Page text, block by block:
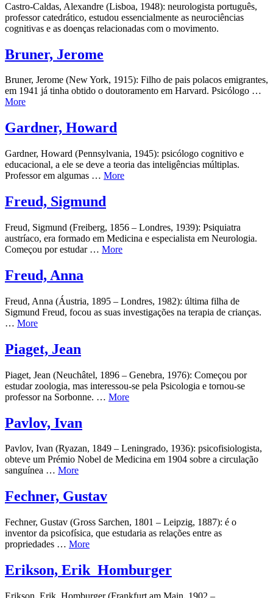
Castro-Caldas, Alexandre (Lisboa, 1948): neurologista português,
professor catedrático, estudou essencialmente as neurociências
cognitivas e as doenças relacionadas com o movimento.
Bruner, Jerome
Bruner, Jerome (New York, 1915): Filho de pais polacos emigrantes,
em 1941 já tinha obtido o doutoramento em Harvard. Psicólogo …
More
Gardner, Howard
Gardner, Howard (Pennsylvania, 1945): psicólogo cognitivo e
educacional, a ele se deve a teoria das inteligências múltiplas.
Professor em algumas … More
Freud, Sigmund
Freud, Sigmund (Freiberg, 1856 – Londres, 1939): Psiquiatra
austríaco, era formado em Medicina e especialista em Neurologia.
Começou por estudar … More
Freud, Anna
Freud, Anna (Áustria, 1895 – Londres, 1982): última filha de
Sigmund Freud, focou as suas investigações na terapia de crianças.
… More
Piaget, Jean
Piaget, Jean (Neuchâtel, 1896 – Genebra, 1976): Começou por
estudar zoologia, mas interessou-se pela Psicologia e tornou-se
professor na Sorbonne. … More
Pavlov, Ivan
Pavlov, Ivan (Ryazan, 1849 – Leningrado, 1936): psicofisiologista,
obteve um Prémio Nobel de Medicina em 1904 sobre a circulação
sanguínea … More
Fechner, Gustav
Fechner, Gustav (Gross Sarchen, 1801 – Leipzig, 1887): é o
inventor da psicofísica, que estudaria as relações entre as
propriedades … More
Erikson, Erik Homburger
Erikson, Erik Homburger (Frankfurt am Main, 1902 –